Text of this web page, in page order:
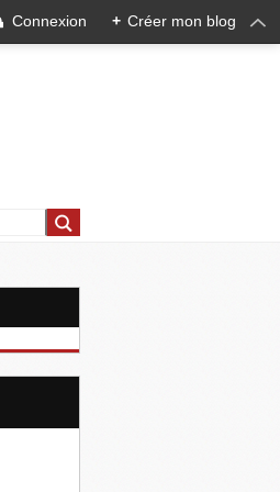
Connexion + Créer mon blog